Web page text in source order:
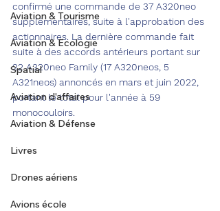
Aviation & Tourisme
Aviation & Ecologie
Spatial
Aviation d'affaires
Aviation & Défense
Livres
Drones aériens
Avions école
confirmé une commande de 37 A320neo
supplémentaires, suite à l'approbation des
actionnaires. La dernière commande fait
suite à des accords antérieurs portant sur
22 A320neo Family (17 A320neos, 5
A321neos) annoncés en mars et juin 2022,
portant le total pour l'année à 59
monocouloirs.